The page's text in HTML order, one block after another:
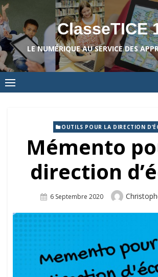
Skip
to
content
ClasseTICE
LE NUMÉRIQUE AU SERVICE DES
OUTILS POUR LA DIRECTION
Mémento
direction
Posted
6 Septembre 2020 Author